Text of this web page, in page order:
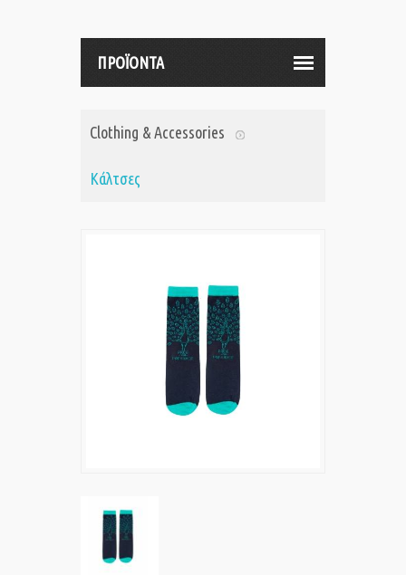
ΠΡΟΪΟΝΤΑ
Clothing & Accessories
Κάλτσες